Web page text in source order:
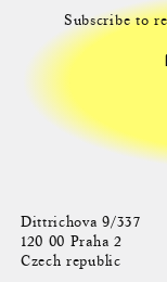
Dittrichova 9/337
120 00 Praha 2
Czech republic
Subscribe to